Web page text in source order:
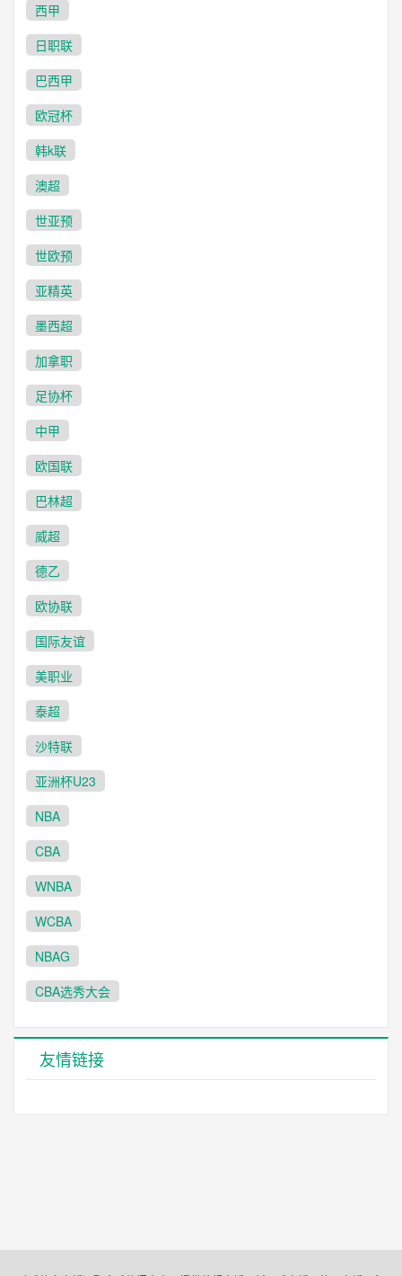
西甲
日职联
巴西甲
欧冠杯
韩k联
澳超
世亚预
世欧预
亚精英
墨西超
加拿职
足协杯
中甲
欧国联
巴林超
威超
德乙
欧协联
国际友谊
美职业
泰超
沙特联
亚洲杯U23
NBA
CBA
WNBA
WCBA
NBAG
CBA选秀大会
友情链接